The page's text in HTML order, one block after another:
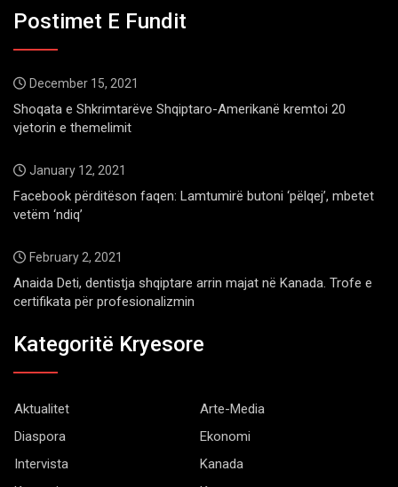
Postimet E Fundit
December 15, 2021
Shoqata e Shkrimtarëve Shqiptaro-Amerikanë kremtoi 20
vjetorin e themelimit
January 12, 2021
Facebook përditëson faqen: Lamtumirë butoni ‘pëlqej’, mbetet
vetëm ‘ndiq’
February 2, 2021
Anaida Deti, dentistja shqiptare arrin majat në Kanada. Trofe e
certifikata për profesionalizmin
Kategoritë Kryesore
Aktualitet
Arte-Media
Diaspora
Ekonomi
Intervista
Kanada